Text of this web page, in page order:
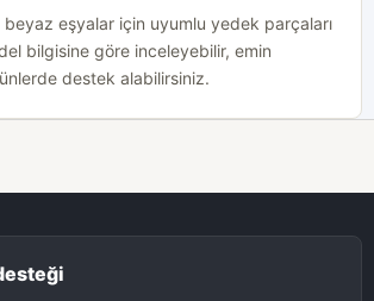
beyaz eşyalar için uyumlu yedek parçaları
bilgisine göre inceleyebilir, emin
destek alabilirsiniz.